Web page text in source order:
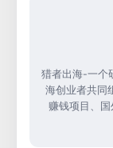
猎者出海-一个
海创业者共同
赚钱项目、国